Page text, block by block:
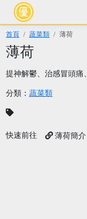
首頁 蔬菜類 薄荷
薄荷
提神解鬱、治感冒頭痛
分類： 蔬菜類
快速前往 薄荷簡介